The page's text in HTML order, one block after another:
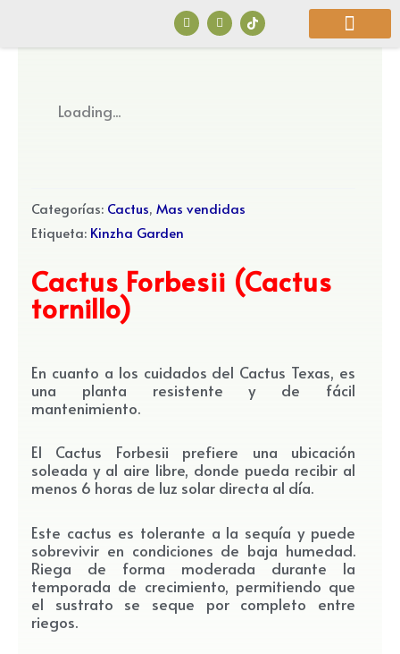
F
a
c
e
I
n
s
t
Loading...
Categorías: Cactus, Mas vendidas
Etiqueta: Kinzha Garden
Cactus Forbesii (Cactus
tornillo)
En cuanto a los cuidados del Cactus Texas, es
una planta resistente y de fácil
mantenimiento.
El Cactus Forbesii prefiere una ubicación
soleada y al aire libre, donde pueda recibir al
menos 6 horas de luz solar directa al día.
Este cactus es tolerante a la sequía y puede
sobrevivir en condiciones de baja humedad.
Riega de forma moderada durante la
temporada de crecimiento, permitiendo que
el sustrato se seque por completo entre
riegos.